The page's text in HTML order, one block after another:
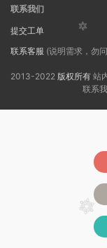
联系我们
提交工单
联系客服 (说明需求，勿
2013-2022 版权所有 站
联系